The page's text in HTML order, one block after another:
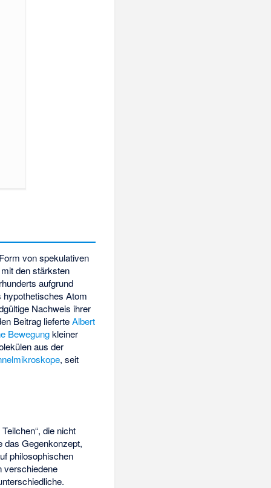
von spekulativen
den stärksten
aufgrund
Atom
Nachweis ihrer
Beitrag lieferteAlbert
Bewegungkleiner
aus der
, seit
die nicht
das Gegenkonzept,
philosophischen
verschiedene